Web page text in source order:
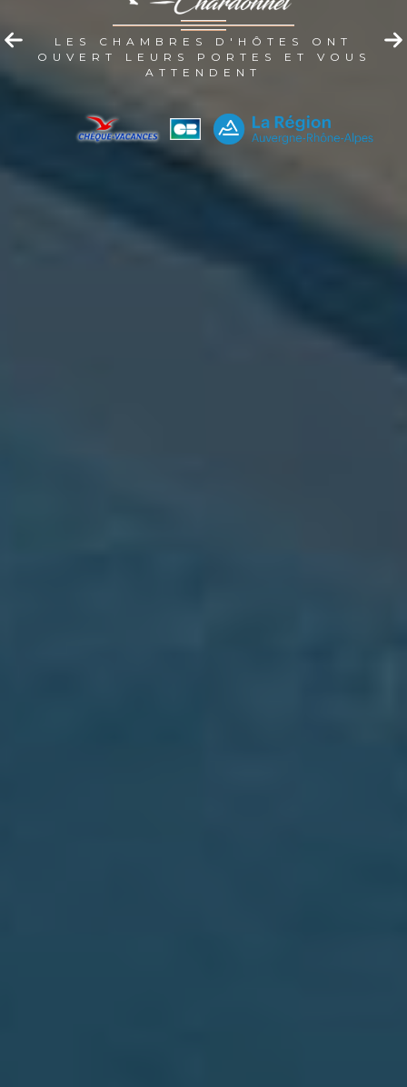
LES CHAMBRES D'HÔTES ONT
OUVERT LEURS PORTES ET VOUS
ATTENDENT